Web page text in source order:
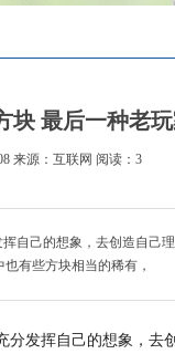
块 最后一种老
来源：互联网 阅读：3
自己的想象，去创造自己
有些方块相当的稀有，
发挥自己的想象，去